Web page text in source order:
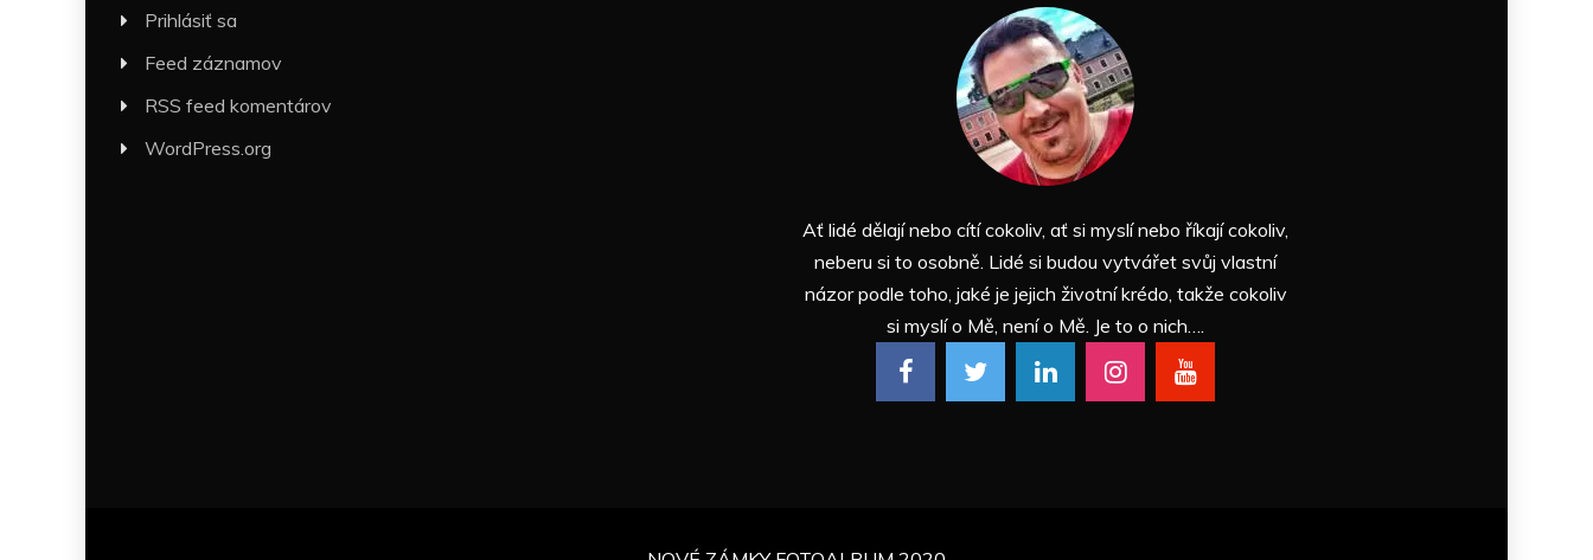
Prihlásiť sa
Feed záznamov
RSS feed komentárov
WordPress.org
Ať lidé dělají nebo cítí cokoliv, ať si myslí nebo říkají cokoliv,
neberu si to osobně. Lidé si budou vytvářet svůj vlastní
názor podle toho, jaké je jejich životní krédo, takže cokoliv
si myslí o Mě, není o Mě. Je to o nich….